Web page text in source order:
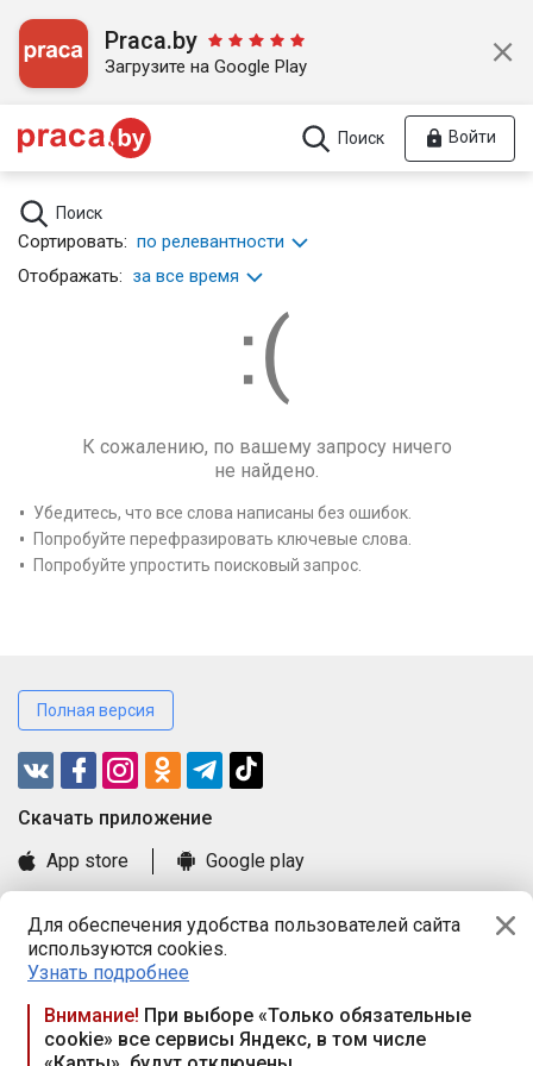
Для обеспечения удобства пользователей сайта
используются cookies.
Узнать подробнее
Внимание! При выборе «Только обязательные
cookie» все сервисы Яндекс, в том числе
Praca.by
Загрузите на Google Play
Поиск Войти
Поиск
Сортировать: по релевантности
Отображать: за все время
К сожалению, по вашему запросу ничего
не найдено.
Убедитесь, что все слова написаны без ошибок.
Попробуйте перефразировать ключевые слова.
Попробуйте упростить поисковый запрос.
Полная версия
Cкачать приложение
App store
Google play
Книга замечаний и предложений
Правила и документы
Praca.by © 2000—2026, ООО «ПРАЦА БАЙ»
Республика Беларусь, 220114, г. Минск, пр-т Независимости
117а, пом. № 9.